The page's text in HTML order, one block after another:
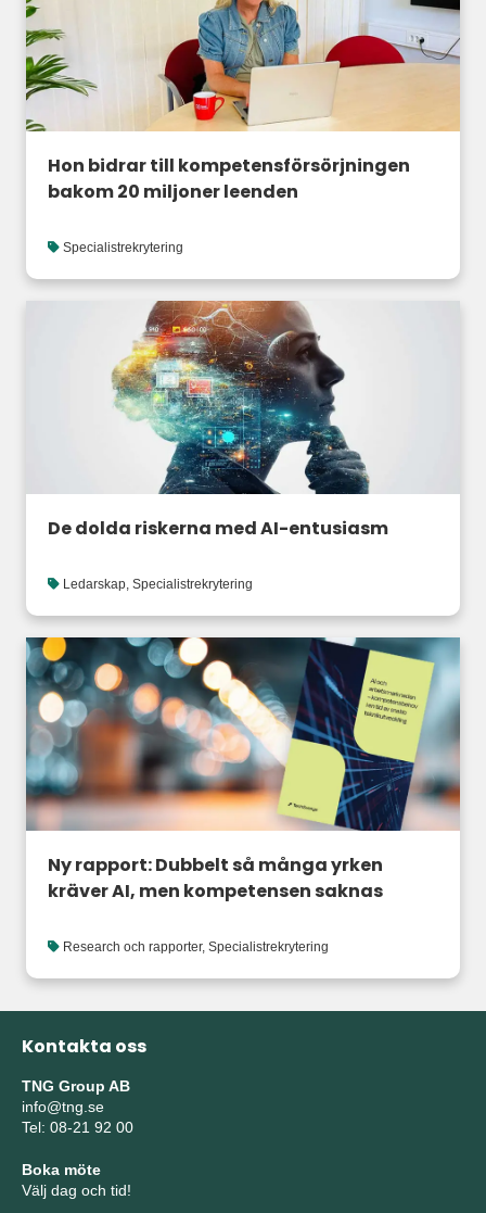
Hon bidrar till kompetensförsörjningen
bakom 20 miljoner leenden
Specialistrekrytering
De dolda riskerna med AI-entusiasm
Ledarskap, Specialistrekrytering
Ny rapport: Dubbelt så många yrken
kräver AI, men kompetensen saknas
Research och rapporter, Specialistrekrytering
Kontakta oss
TNG Group AB
info@tng.se
Tel: 08-21 92 00
Boka möte
Välj dag och tid!